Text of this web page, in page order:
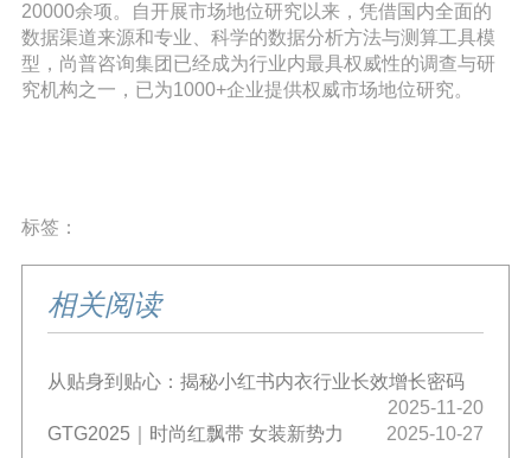
20000余项。自开展市场地位研究以来，凭借国内全面的
数据渠道来源和专业、科学的数据分析方法与测算工具模
型，尚普咨询集团已经成为行业内最具权威性的调查与研
究机构之一，已为1000+企业提供权威市场地位研究。
标签：
相关阅读
从贴身到贴心：揭秘小红书内衣行业长效增长密码
2025-11-20
GTG2025｜时尚红飘带 女装新势力
2025-10-27